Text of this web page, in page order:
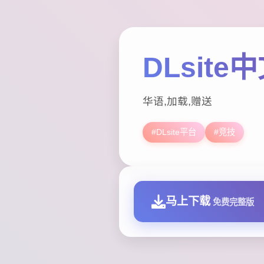
DLsite中
华语,加载,赠送
#DLsite平台 #竞技
马上下载 免费完整版